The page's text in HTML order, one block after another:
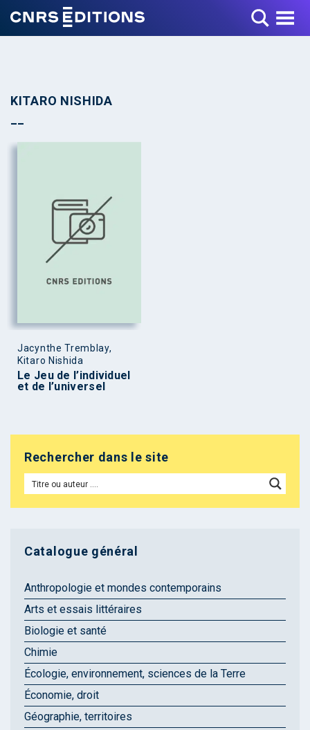
Toggle Menu
KITARO NISHIDA
Jacynthe Tremblay,
Kitaro Nishida
Le Jeu de l’individuel
et de l’universel
Rechercher dans le site
Catalogue général
Anthropologie et mondes contemporains
Arts et essais littéraires
Biologie et santé
Chimie
Écologie, environnement, sciences de la Terre
Économie, droit
Géographie, territoires